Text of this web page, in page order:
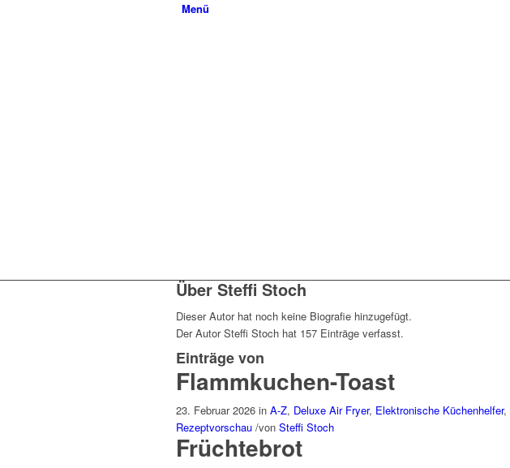
Menü
Über Steffi Stoch
Dieser Autor hat noch keine Biografie hinzugefügt.
Der AutorSteffi Stoch hat 157 Einträge verfasst.
Einträge von
Flammkuchen-Toast
23. Februar 2026 in A-Z, Deluxe Air Fryer, Elektronische Küchenhelfer,
Rezeptvorschau /von Steffi Stoch
Früchtebrot